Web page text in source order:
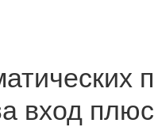
вход